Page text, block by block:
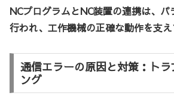
NCプログラムとNC装置の連携は、パ
行われ、工作機械の正確な動作を支え
通信エラーの原因と対策：ト
ング